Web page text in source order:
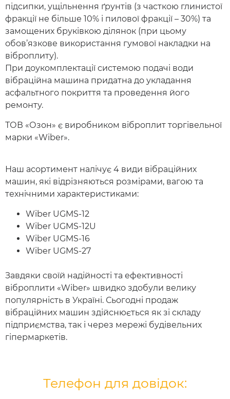
підсипки, ущільнення ґрунтів (з часткою глинистої
фракції не більше 10% і пилової фракції – 30%) та
замощених бруківкою ділянок (при цьому
обов’язкове використання гумової накладки на
віброплиту).
При доукомплектації системою подачі води
вібраційна машина придатна до укладання
асфальтного покриття та проведення його
ремонту.
ТОВ «Озон» є виробником віброплит торгівельної
марки «Wiber».
Наш асортимент налічує 4 види вібраційних
машин, які відрізняються розмірами, вагою та
технічними характеристиками:
Wiber UGMS-12
Wiber UGMS-12U
Wiber UGMS-16
Wiber UGMS-27
Завдяки своїй надійності та ефективності
віброплити «Wiber» швидко здобули велику
популярність в Україні. Сьогодні продаж
вібраційних машин здійснюється як зі складу
підприємства, так і через мережі будівельних
гіпермаркетів.
Телефон для довідок: